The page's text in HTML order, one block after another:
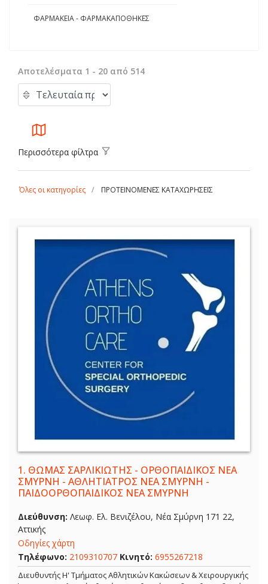
ΦΑΡΜΑΚΕΙΑ - ΦΑΡΜΑΚΑΠΟΘΗΚΕΣ
Αποτελέσματα 1 - 20 από 514
Περισσότερα φίλτρα
Όλες οι κατηγορίες ΠΡΟΤΕΙΝΟΜΕΝΕΣ ΚΑΤΑΧΩΡΗΣΕΙΣ
1. ΘΩΜΑΣ ΣΑΡΛΙΚΙΩΤΗΣ - ΟΡΘΟΠΑΙΔΙΚΟΣ ΝΕΑ
ΣΜΥΡΝΗ - ΑΘΛΗΤΙΑΤΡΟΣ ΝΕΑ ΣΜΥΡΝΗ -
ΠΑΙΔΟΟΡΘΟΠΑΙΔΙΚΟΣ ΝΕΑ ΣΜΥΡΝΗ
Διεύθυνση: Λεωφ. Ελ. Βενιζέλου, Νέα Σμύρνη 171 22,
Αττικής
Οδηγίες χάρτη
Τηλέφωνο: 2109310707 Κινητό: 6955267218
Διευθυντής Η' Τμήματος Αθλητικών Κακώσεων & Χειρουργικής